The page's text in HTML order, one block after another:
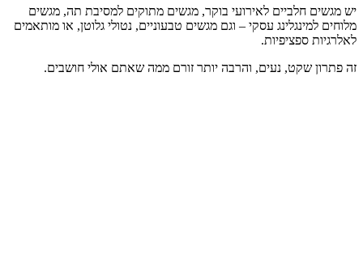
יש מגשים חלביים לאירועי בוקר, מגשים מתוקים למסיבת תה, מגשים
מלוחים למינגלינג עסקי – וגם מגשים טבעוניים, נטולי גלוטן, או מותאמים
לאלרגיות ספציפיות.
זה פתרון שקט, נעים, והרבה יותר זורם ממה שאתם אולי חושבים.